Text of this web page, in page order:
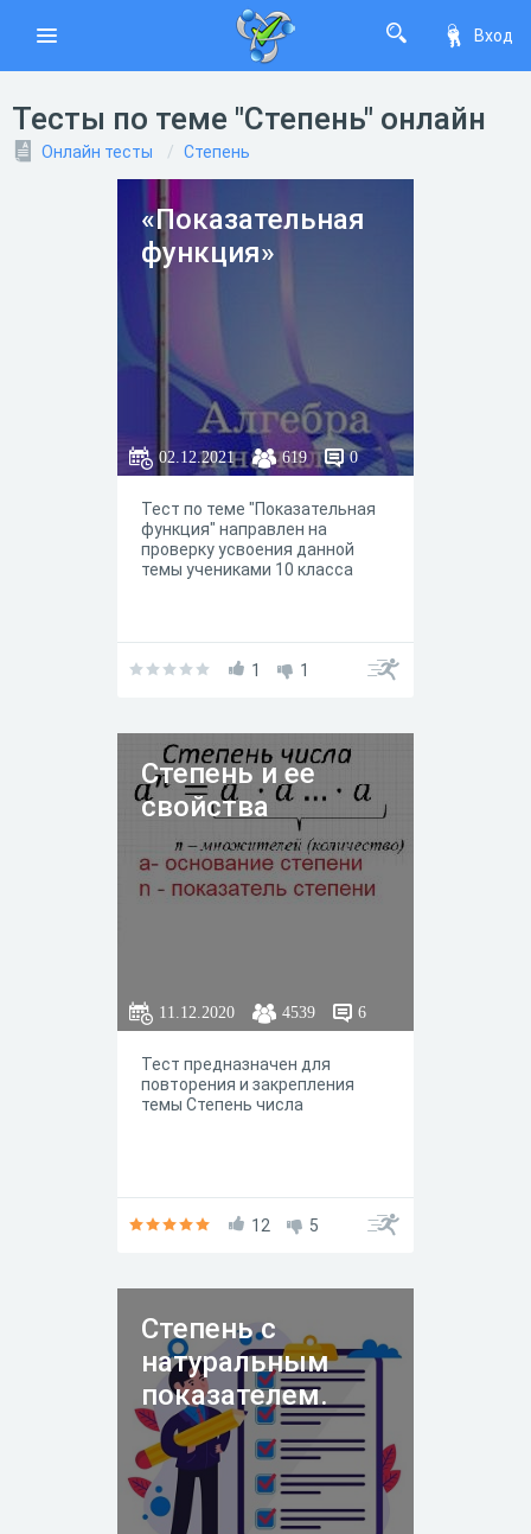
Вход
Тесты по теме "Степень" онлайн
Онлайн тесты Степень
«Показательная
функция»
02.12.2021 619 0
Тест по теме "Показательная
функция" направлен на
проверку усвоения данной
темы учениками 10 класса
1 1
Степень и ее
свойства
11.12.2020 4539 6
Тест предназначен для
повторения и закрепления
темы Степень числа
12 5
Степень с
натуральным
показателем.